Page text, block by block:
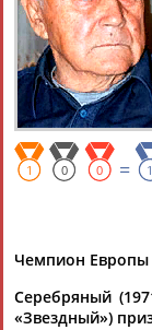
Тимир
ПИНЕГИН
Ваш запрос:
Документы 1-3
Михаил Шлаен:
СВОИ ДОБРЫЕ
...его имя как бы
Тимир Пинегин/
олимпийские...
1 0 0 = 1
Чемпион Европы
Серебряный
«Звездный»)